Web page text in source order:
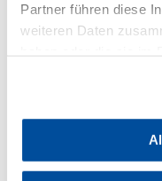
Partner führen diese
weiteren Daten
Cookies, wenn Sie
Aufgrund unserer
in der Lage, auf
Kunden